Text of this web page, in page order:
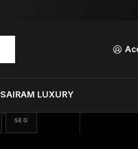
SAIRAM LUXURY
Guardia
: 49
SEG